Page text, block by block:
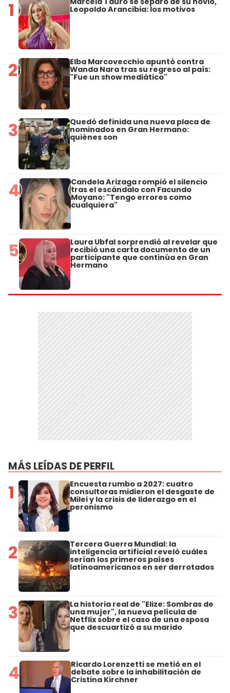
1 Leopoldo Arancibia: los motivos
2 Elba Marcovecchio apuntó contra
Wanda Nara tras su regreso al país:
"Fue un show mediático"
3 Quedó definida una nueva placa de
nominados en Gran Hermano:
quiénes son
4 Candela Arizaga rompió el silencio
tras el escándalo con Facundo
Moyano: "Tengo errores como
cualquiera"
5 Laura Ubfal sorprendió al revelar que
recibió una carta documento de un
participante que continúa en Gran
Hermano
MÁS LEÍDAS DE PERFIL
1 Encuesta rumbo a 2027: cuatro
consultoras midieron el desgaste de
Milei y la crisis de liderazgo en el
peronismo
2 Tercera Guerra Mundial: la
inteligencia artificial reveló cuáles
serían los primeros países
latinoamericanos en ser derrotados
3 La historia real de "Elize: Sombras de
una mujer", la nueva película de
Netflix sobre el caso de una esposa
que descuartizó a su marido
4 Ricardo Lorenzetti se metió en el
debate sobre la inhabilitación de
Cristina Kirchner